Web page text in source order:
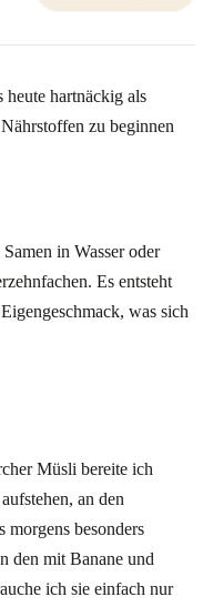
heute hartnäckig als
zu beginnen
in Wasser oder
Es entsteht
was sich
Müsli bereite ich
an den
morgens besonders
den mit Banane und
ich sie einfach nur